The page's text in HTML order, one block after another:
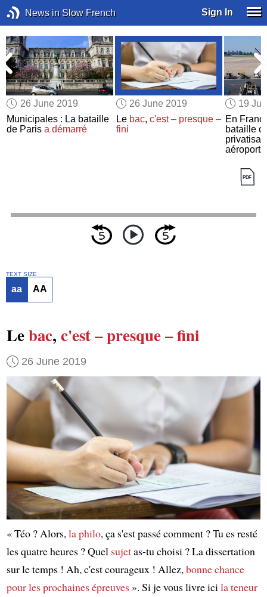
News in Slow French Sign In
26 June 2019
Municipales : La bataille
de Parisa démarré
26 June 2019
Le bac, c'est – presque –
fini
19
En
bataille
aéroports
TEXT SIZE
aa AA
Lebac, c'est – presque – fini
26 June 2019
« Téo ? Alors,la philo, ça s'est passé comment ? Tu es resté
les quatre heures ? Quel sujetas-tu choisi ? La dissertation
sur le temps ! Ah, c'est courageux ! Allez,bonne chance
pour les prochaines épreuves». Si je vous livre icila teneur